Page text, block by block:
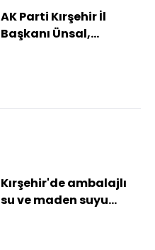
AK Parti Kırşehir İl
Başkanı Ünsal,
Kırşehir'de ambalajlı
su ve maden suyu